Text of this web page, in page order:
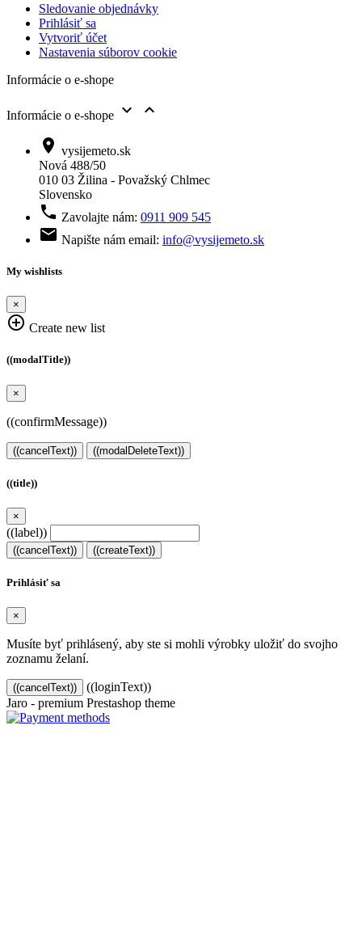
Sledovanie objednávky
Prihlásiť sa
Vytvoriť účet
Nastavenia súborov cookie
Informácie o e-shope
Informácie o e-shope 

 vysijemeto.sk
Nová 488/50
010 03 Žilina - Považský Chlmec
Slovensko
 Zavolajte nám: 0911 909 545
 Napište nám email: info@vysijemeto.sk
My wishlists
×
add_circle_outline Create new list
((modalTitle))
×
((confirmMessage))
((cancelText)) ((modalDeleteText))
((title))
×
((label))
((cancelText)) ((createText))
Prihlásiť sa
×
Musíte byť prihlásený, aby ste si mohli výrobky uložiť do svojho
zoznamu želaní.
((cancelText))
((loginText))
Jaro - premium Prestashop theme